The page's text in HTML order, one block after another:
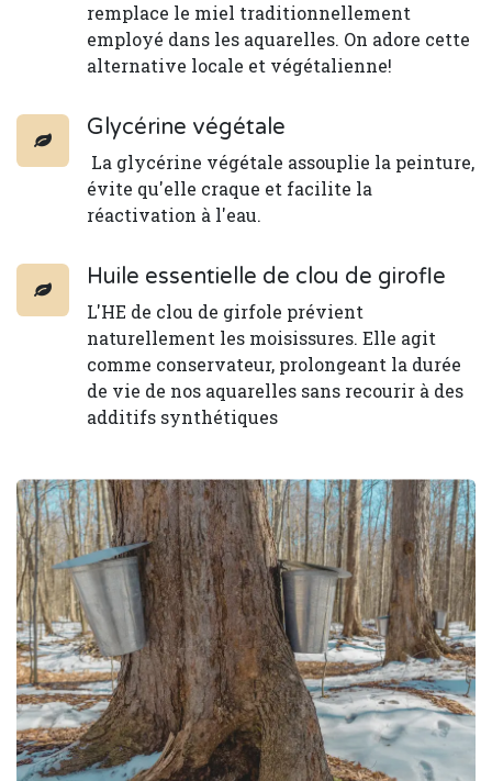
remplace le miel traditionnellement
employé dans les aquarelles. On adore cette
alternative locale et végétalienne!
Glycérine végétale
La glycérine végétale assouplie la peinture,
évite qu'elle craque et facilite la
réactivation à l'eau.
Huile essentielle de clou de girofle
L'HE de clou de girfole prévient
naturellement les moisissures. Elle agit
comme conservateur, prolongeant la durée
de vie de nos aquarelles sans recourir à des
additifs synthétiques